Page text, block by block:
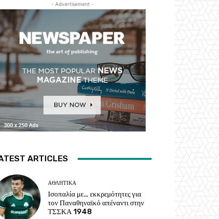
- Advertisement -
ARTICLES
ΑΘΛΗΤΙΚΑ
Ισοπαλία με… εκκρεμότητες για
τον Παναθηναϊκό απέναντι στην
ΤΣΣΚΑ 1948